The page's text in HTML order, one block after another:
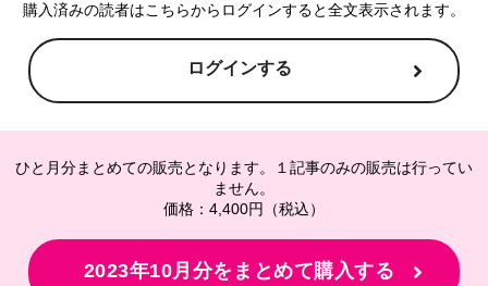
購入済みの読者はこちらからログインすると全文表示されます。
ログインする
ひと月分まとめての販売となります。１記事のみの販売は行ってい
ません。
価格：4,400円（税込）
2023年10月分をまとめて購入する